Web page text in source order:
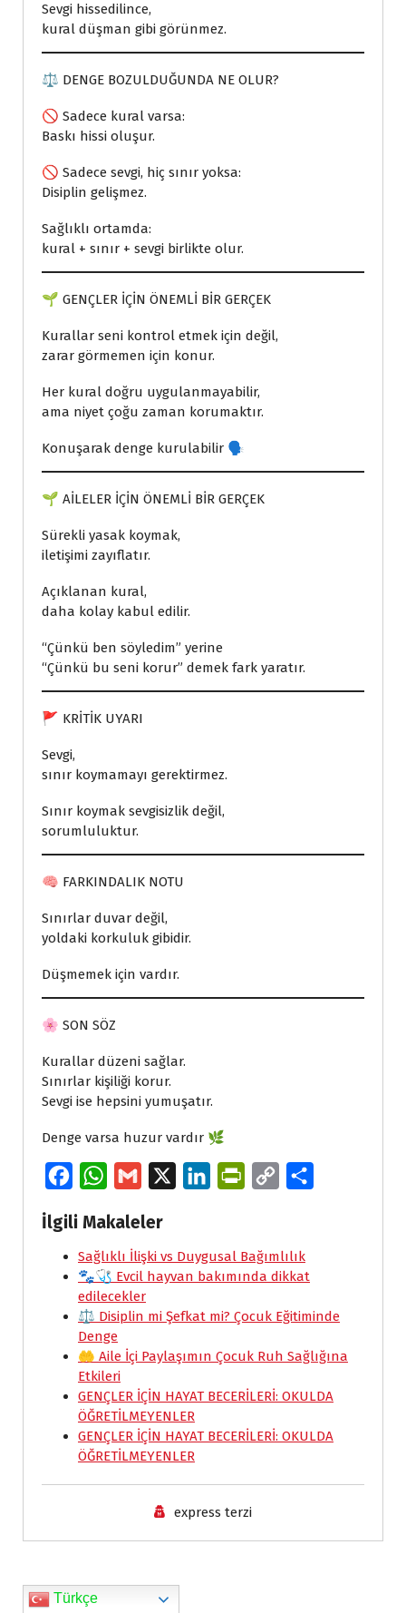
Sevgi hissedilince,
kural düşman gibi görünmez.
⚖️ DENGE BOZULDUĞUNDA NE OLUR?
🚫 Sadece kural varsa:
Baskı hissi oluşur.
🚫 Sadece sevgi, hiç sınır yoksa:
Disiplin gelişmez.
Sağlıklı ortamda:
kural + sınır + sevgi birlikte olur.
🌱 GENÇLER İÇİN ÖNEMLİ BİR GERÇEK
Kurallar seni kontrol etmek için değil,
zarar görmemen için konur.
Her kural doğru uygulanmayabilir,
ama niyet çoğu zaman korumaktır.
Konuşarak denge kurulabilir 🗣️
🌱 AİLELER İÇİN ÖNEMLİ BİR GERÇEK
Sürekli yasak koymak,
iletişimi zayıflatır.
Açıklanan kural,
daha kolay kabul edilir.
“Çünkü ben söyledim” yerine
“Çünkü bu seni korur” demek fark yaratır.
🚩 KRİTİK UYARI
Sevgi,
sınır koymamayı gerektirmez.
Sınır koymak sevgisizlik değil,
sorumluluktur.
🧠 FARKINDALIK NOTU
Sınırlar duvar değil,
yoldaki korkuluk gibidir.
Düşmemek için vardır.
🌸 SON SÖZ
Kurallar düzeni sağlar.
Sınırlar kişiliği korur.
Sevgi ise hepsini yumuşatır.
Denge varsa huzur vardır 🌿
c
e
b
o
o
k
W
a
t
s
A
p
p
a
i
l
k
e
d
n
n
t
F
i
e
d
y
L
i
k
İlgili Makaleler
Sağlıklı İlişki vs Duygusal Bağımlılık
🐾🩺 Evcil hayvan bakımında dikkat
edilecekler
⚖️ Disiplin mi Şefkat mi? Çocuk Eğitiminde
Denge
🤲 Aile İçi Paylaşımın Çocuk Ruh Sağlığına
Etkileri
GENÇLER İÇİN HAYAT BECERİLERİ: OKULDA
ÖĞRETİLMEYENLER
GENÇLER İÇİN HAYAT BECERİLERİ: OKULDA
ÖĞRETİLMEYENLER
express terzi
Türkçe